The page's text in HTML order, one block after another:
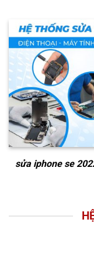
sửa iphone se